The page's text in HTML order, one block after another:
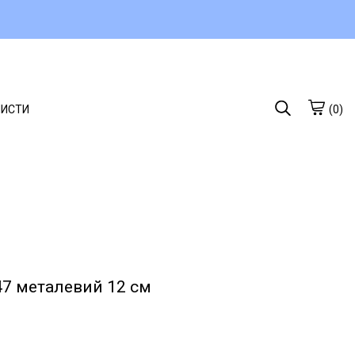
(0)
металевий 12 см